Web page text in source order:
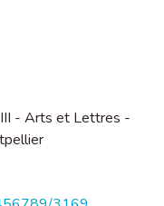
- Arts et Lettres -